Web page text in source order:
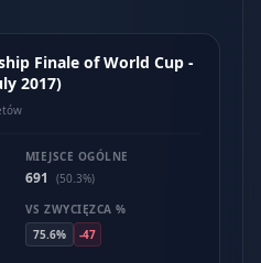
Finale of World Cup -
2017)
MIEJSCE OGÓLNE
691
(50.3%)
VS ZWYCIĘZCA %
75.6%
-47